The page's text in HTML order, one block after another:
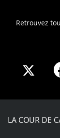
Retrouvez
X
LA COUR DE